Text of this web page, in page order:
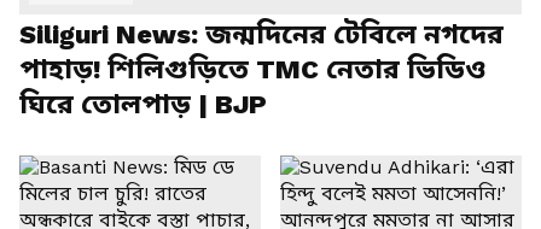
Siliguri News: জন্মদিনের টেবিলে নগদের
পাহাড়! শিলিগুড়িতে TMC নেতার ভিডিও
ঘিরে তোলপাড় | BJP